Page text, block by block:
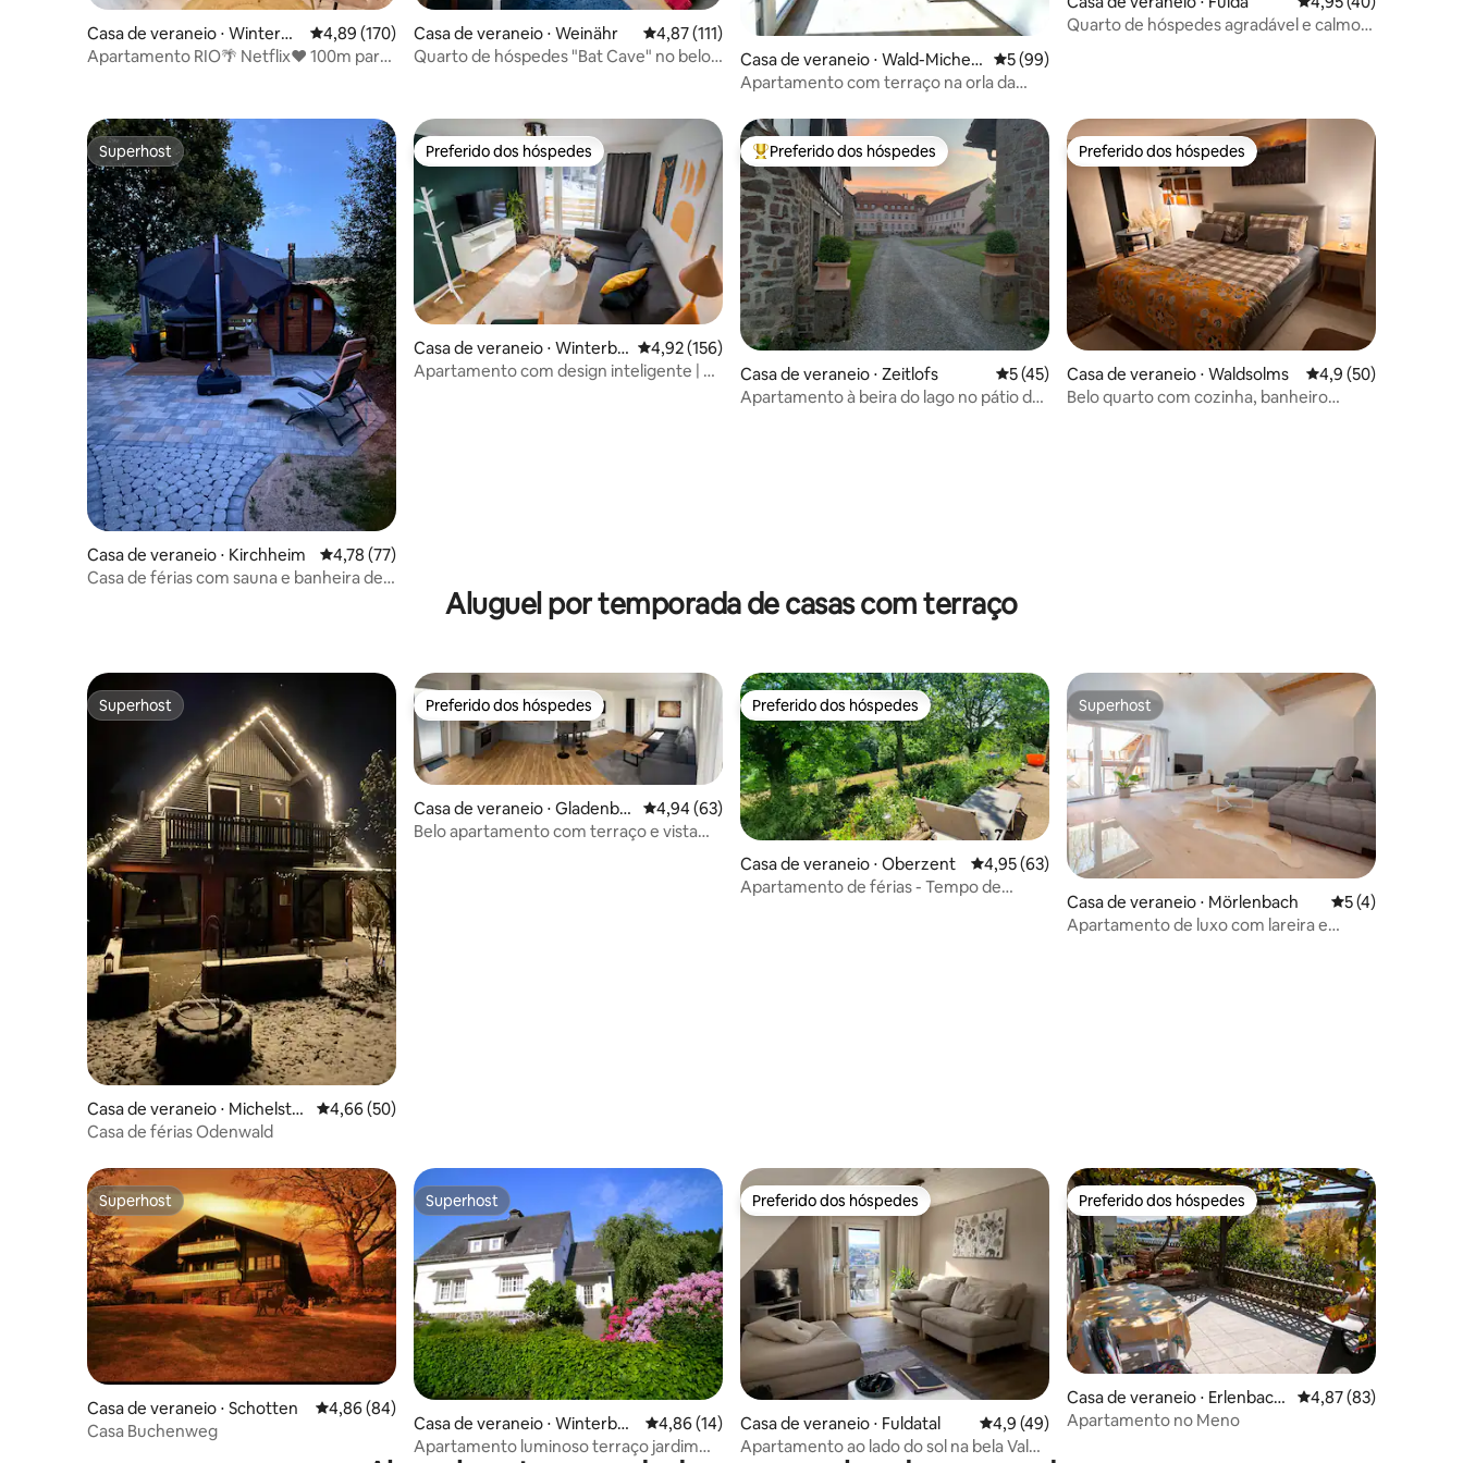
Casa de veraneio ⋅ Winterbe
rg
4,89 de uma avaliação média de 5, 170 avaliações
4,89 (170)
Apartamento RIO🌴 Netflix❤️ 100m para
Casa de veraneio ⋅ Weinähr 4,87 de uma avaliação média de 5, 111 avaliações
4,87 (111)
Quarto de hóspedes "Bat Cave" no belo
Casa de veraneio ⋅ Wald-Michelb
ach
5 de uma avaliação média de 5, 99 avaliações
5 (99)
Apartamento com terraço na orla da
Quarto de hóspedes agradável e calmo
Superhost
Superhost
Casa de veraneio ⋅ Kirchheim 4,78 de uma avaliação média de 5, 77 avaliações
4,78 (77)
Casa de férias com sauna e banheira de
Preferido dos hóspedes
Preferido dos hóspedes
Casa de veraneio ⋅ Winterbe
rg
4,92 de uma avaliação média de 5, 156 avaliações
4,92 (156)
Apartamento com design inteligente | 2
Entre os melhores preferidos dos hóspedes
Preferido dos hóspedes
Casa de veraneio ⋅ Zeitlofs 5 de uma avaliação média de 5, 45 avaliações
5 (45)
Apartamento à beira do lago no pátio do
Preferido dos hóspedes
Preferido dos hóspedes
Casa de veraneio ⋅ Waldsolms 4,9 de uma
4,9 (50)
Belo quarto com cozinha, banheiro
Aluguel por temporada de casas com terraço
Superhost
Superhost
Casa de veraneio ⋅ Michelsta
dt
4,66 de uma avaliação média de 5, 50 avaliações
4,66 (50)
Casa de férias Odenwald
Preferido dos hóspedes
Preferido dos hóspedes
Casa de veraneio ⋅ Gladenba
ch
4,94 de uma avaliação média de 5, 63 avaliações
4,94 (63)
Belo apartamento com terraço e vista
Preferido dos hóspedes
Preferido dos hóspedes
Casa de veraneio ⋅ Oberzent 4,95 de uma avaliação média de 5, 63 avaliações
4,95 (63)
Apartamento de férias - Tempo de
Superhost
Superhost
Casa de veraneio ⋅ Mörlenbach 5 de uma
5 (4)
Apartamento de luxo com lareira e
Superhost
Superhost
Casa de veraneio ⋅ Schotten 4,86 de uma avaliação média de 5, 84 avaliações
4,86 (84)
Casa Buchenweg
Superhost
Superhost
Casa de veraneio ⋅ Winterber
g
4,86 de uma avaliação média de 5, 14 avaliações
4,86 (14)
Apartamento luminoso terraço jardim
Preferido dos hóspedes
Preferido dos hóspedes
Casa de veraneio ⋅ Fuldatal 4,9 de uma avaliação média de 5, 49 avaliações
4,9 (49)
Apartamento ao lado do sol na bela Vale
Preferido dos hóspedes
Preferido dos hóspedes
Casa de veraneio ⋅ Erlenbach
am Main
4,87 de uma
4,87 (83)
Apartamento no Meno